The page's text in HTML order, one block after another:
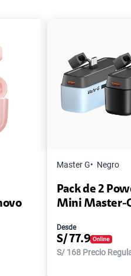
Master G Negro
Pack de 2
Mini Master-
Desde
S/77.9
S/ 168 Precio